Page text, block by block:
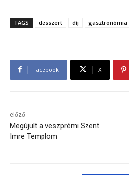
TAGS desszert díj gasztronómia
Facebook X
előző
Megújult a veszprémi Szent
Imre Templom